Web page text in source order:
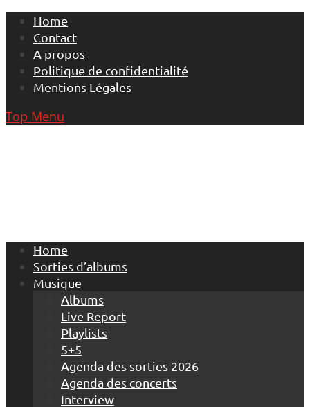
Skip
content
Home
Contact
A propos
Politique de confidentialité
Mentions Légales
Top Menu
Home
Sorties d’albums
Musique
Albums
Live Report
Playlists
5+5
Agenda des sorties 2026
Agenda des concerts
Interview